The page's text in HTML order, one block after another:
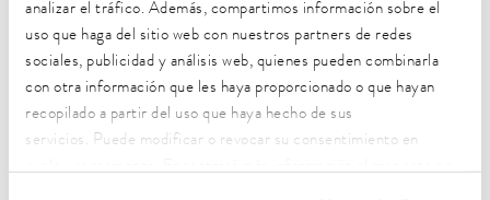
analizar el tráfico. Además, compartimos información sobre el
uso que haga del sitio web con nuestros partners de redes
sociales, publicidad y análisis web, quienes pueden combinarla
con otra información que les haya proporcionado o que hayan
recopilado a partir del uso que haya hecho de sus
servicios. Puede modificar o revocar su consentimiento en
Potencia calorífica máx.
2,95 kW
Consumo eléctrico máx.
13 A